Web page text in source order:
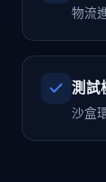
物流
測試
沙盒